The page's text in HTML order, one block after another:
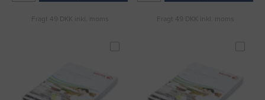
Fragt 49 DKK inkl. moms Fragt 49 DKK inkl. moms